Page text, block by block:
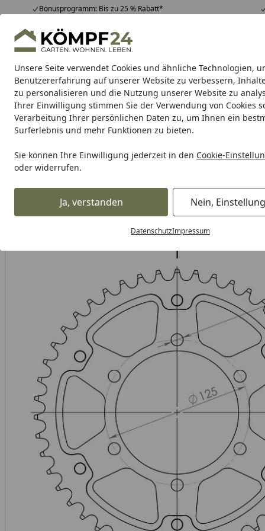
Unsere Seite verwendet Cookies und ähnliche Technologien,
Benutzererfahrung auf unserer Website zu verbessern,
zu personalisieren und die Nutzung unserer Website zu
Ihrer Einwilligung stimmen Sie der Verwendung von Cookies
Verarbeitung Ihrer persönlichen Daten zu, um Ihnen ein
Surferlebnis und mehr Funktionen zu bieten.
Sie können Ihre Einwilligung jederzeit in den Cookie-
oder widerrufen.
Ja, verstanden Nein,
DatenschutzImpressum
Bonusprogramm: Bis zu 25 % Rabatt*
Hotline07051 / 9 22 22
Mo-Fr. 8-16 Uhr 25.988 Bewertungen
Alle Produkte
Alle ProdukteHighlights Tipps & Tricks
Karibu Pools inkl.
Dein Traumpool im Sorglos-
Auto & Zweirad Motorradzubehör & Werkzeuge
Supersprox Stealth-Kettenrad 525 47Z (Schwarz)